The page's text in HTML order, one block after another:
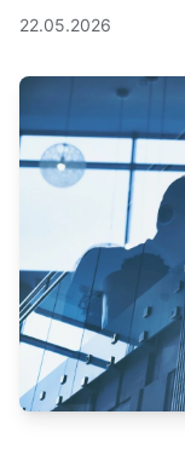
22.05.2026